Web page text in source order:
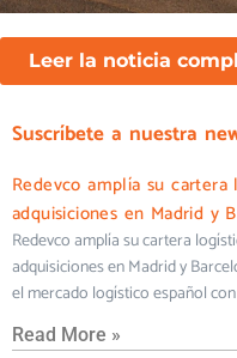
Leer la noticia
Suscríbete a nuestra
Redevco amplía su
adquisiciones en Madrid y
Redevco amplía su cartera
adquisiciones en Madrid y
el mercado logístico español con
Read More »